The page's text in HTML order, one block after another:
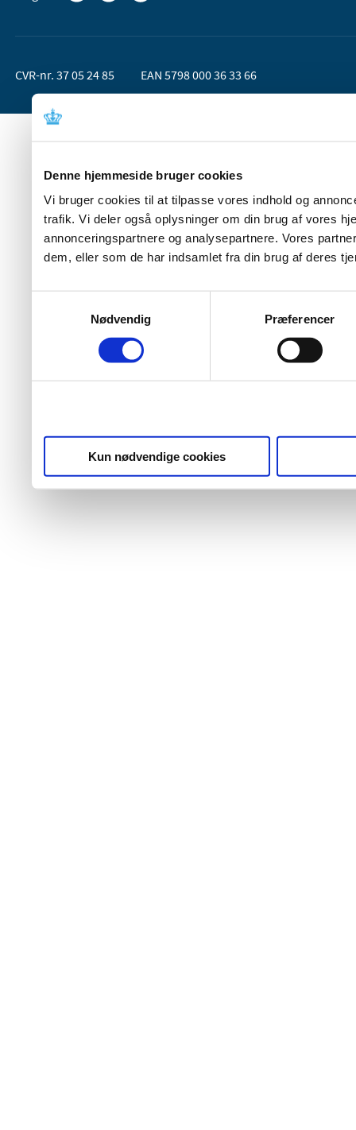
Denne hjemmeside bruger cookies
Vi bruger cookies til at tilpasse vores indhold og
trafik. Vi deler også oplysninger om din brug af vores
annonceringspartnere og analysepartnere. Vores
dem, eller som de har indsamlet fra din brug af deres
Nødvendig
Præferencer
Kun nødvendige cookies
CVR-nr. 37 05 24 85 EAN 5798 000 36 33 66